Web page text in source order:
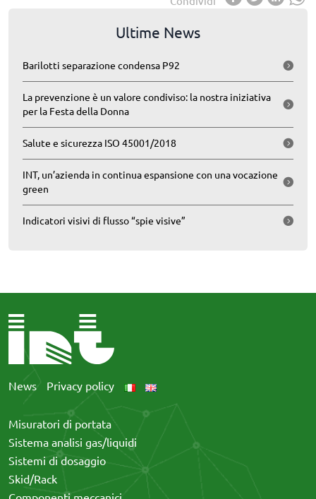
Ultime News
Barilotti separazione condensa P92
La prevenzione è un valore condiviso: la nostra iniziativa
per la Festa della Donna
Salute e sicurezza ISO 45001/2018
INT, un’azienda in continua espansione con una vocazione
green
Indicatori visivi di flusso “spie visive”
News Privacy policy
Misuratori di portata
Sistema analisi gas/liquidi
Sistemi di dosaggio
Skid/Rack